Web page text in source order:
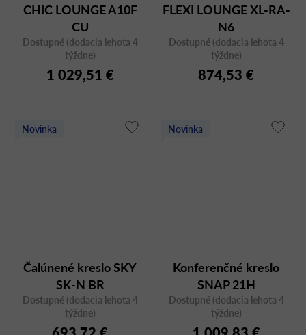
CHIC LOUNGE A10F
CU
Dostupné (dodacia lehota 4
týždne)
1 029,51 €
FLEXI LOUNGE XL-RA-
N6
Dostupné (dodacia lehota 4
týždne)
874,53 €
Novinka
Čalúnené kreslo SKY
SK-N BR
Dostupné (dodacia lehota 4
týždne)
Novinka
Konferenčné kreslo
SNAP 21H
Dostupné (dodacia lehota 4
týždne)